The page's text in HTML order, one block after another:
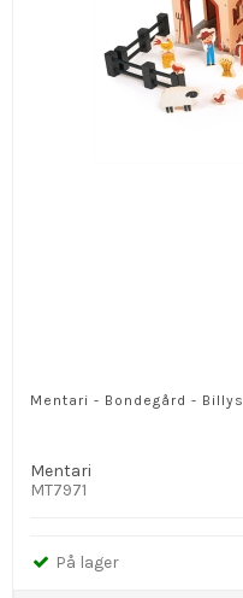
Mentari - Bondegård -
Mentari
MT7971
På lager